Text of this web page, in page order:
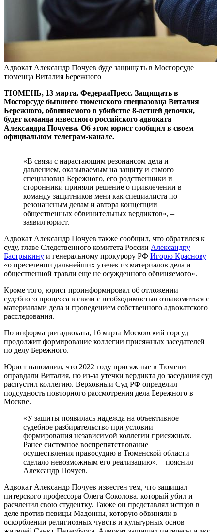
Адвокат Александр Почуев буде защищать в Мосгорсуде
тюменца Виталия Бережного
ТЮМЕНЬ, 13 марта, ФедералПресс. Защищать в
Мосгорсуде бывшего тюменского спецназовца Виталия
Бережного, обвиняемого в убийстве 8-летней девочки,
будет команда известного российского адвоката
Александра Почуева. Об этом юрист сообщил в своем
официальном телеграм-канале.
«В связи с нарастающим резонансом дела и
давлением, оказываемым на защиту и самого
спецназовца Бережного, его родственники и
сторонники приняли решение о привлечении в
команду защитников меня как специалиста по
резонансным делам и автора концепции
общественных обвинительных вердиктов», –
заявил юрист.
Адвокат Александр Почуев также сообщил, что обратился к
суду, главе Следственного комитета России Александру
Бастрыкину и генеральному прокурору РФ Игорю Краснову
«о пресечении дальнейших утечек из материалов дела и
общественной травли еще не осужденного обвиняемого».
Кроме того, юрист проинформировал об отложении
судебного процесса в связи с необходимостью ознакомиться с
материалами дела и проведением собственного адвокатского
расследования.
По информации адвоката, 16 марта Московский горсуд
продолжит формирование коллегии присяжных заседателей
по делу Бережного.
Юрист напомнил, что 2022 году присяжные в Тюмени
оправдали Виталия, но из-за утечки вердикта до заседания суд
распустил коллегию. Верховный Суд РФ определил
подсудность повторного рассмотрения дела Бережного в
Москве.
«У защиты появилась надежда на объективное
судебное разбирательство при условии
формирования независимой коллегии присяжных.
Ранее системное воспрепятствование
осуществления правосудию в Тюменской области
сделало невозможным его реализацию», – пояснил
Александр Почуев.
Адвокат Александр Почуев известен тем, что защищал
питерского профессора Олега Соколова, который убил и
расчленил свою студентку. Также он представлял истцов в
деле против певицы Мадонны, которую обвиняли в
оскорблении религиозных чувств и культурных основ